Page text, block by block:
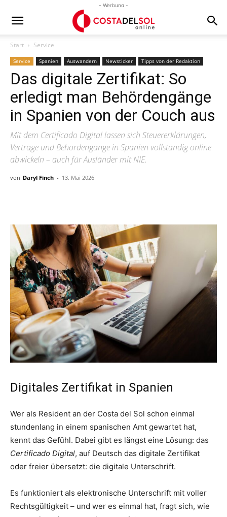
- Werbung -
Start Service
Service Spanien Auswandern Newsticker Tipps von der Redaktion
Das digitale Zertifikat: So
erledigt man Behördengänge
in Spanien von der Couch aus
Mit dem Certificado Digital lassen sich Steuererklärungen,
Verträge und Behördengänge in Spanien vollständig online
abwickeln – auch für Ausländer mit NIE.
von Daryl Finch - 13. Mai 2026
Digitales Zertifikat in Spanien
Wer als Resident an der Costa del Sol schon einmal
stundenlang in einem spanischen Amt gewartet hat,
kennt das Gefühl. Dabei gibt es längst eine Lösung: das
Certificado Digital, auf Deutsch das digitale Zertifikat
oder freier übersetzt: die digitale Unterschrift.
Es funktioniert als elektronische Unterschrift mit voller
Rechtsgültigkeit – und wer es einmal hat, fragt sich, wie